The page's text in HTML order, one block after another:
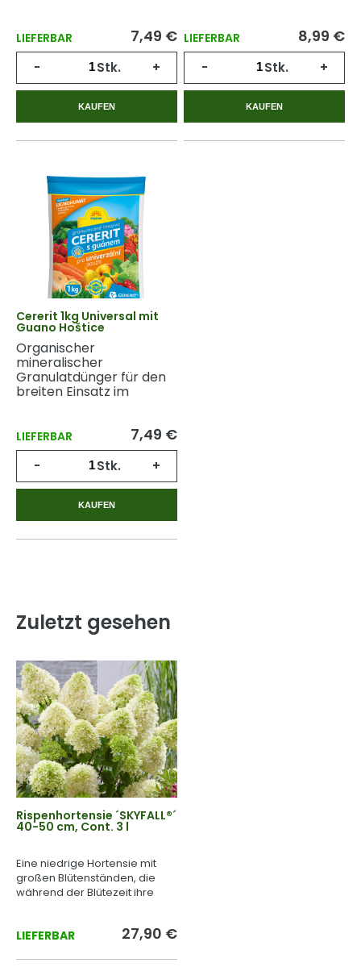
LIEFERBAR 7,49 €
- Stk. +
KAUFEN
LIEFERBAR 8,99 €
- Stk. +
KAUFEN
Cererit 1kg Universal mit
Guano Hoštice
Organischer
mineralischer
Granulatdünger für den
breiten Einsatz im
LIEFERBAR 7,49 €
- Stk. +
KAUFEN
Zuletzt gesehen
Rispenhortensie ´SKYFALL®´
40-50 cm, Cont. 3 l
Eine niedrige Hortensie mit
großen Blütenständen, die
während der Blütezeit ihre
LIEFERBAR 27,90 €